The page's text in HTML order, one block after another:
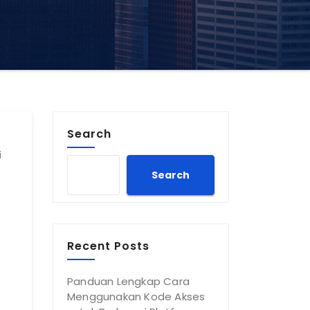
Search
Search
Recent Posts
Panduan Lengkap Cara
Menggunakan Kode Akses